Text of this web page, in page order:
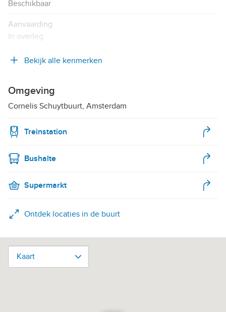
Beschikbaar
Aanvaarding
In overleg
Bekijk alle kenmerken
Omgeving
Cornelis Schuytbuurt, Amsterdam
Treinstation
Bushalte
Supermarkt
Ontdek locaties in de buurt
Kaart
Kaart